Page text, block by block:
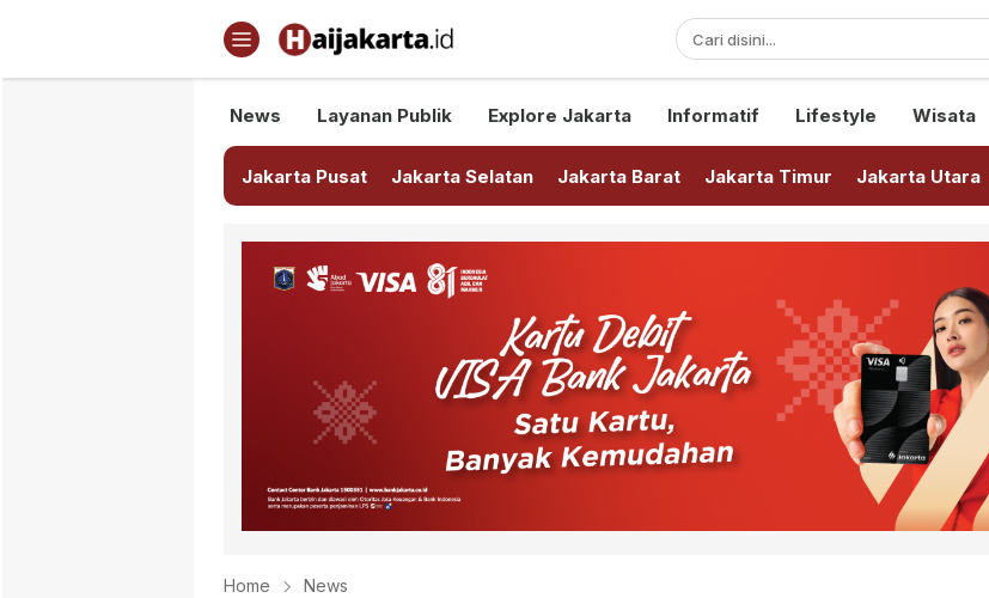
Haijakarta.id
Semua Tentang Jakarta Ada Disini!
News Layanan Publik Explore Jakarta Informatif Lifestyle Wisata
Jakarta Pusat Jakarta Selatan Jakarta Barat Jakarta Timur Jakarta Utara
Home News